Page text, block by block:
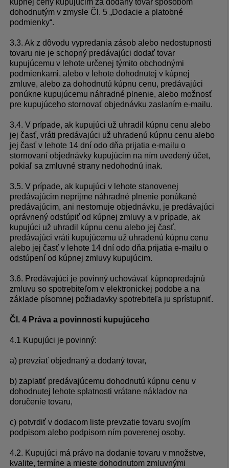
kúpnej ceny kupujúcim za dodaný tovar spôsobom
dohodnutým v zmysle Čl. 5 „Dodacie a platobné
podmienky“.
3.3. Ak z dôvodu vypredania zásob alebo nedostupnosti
tovaru nie je schopný predávajúci dodať tovar
kupujúcemu v lehote určenej týmito obchodnými
podmienkami, alebo v lehote dohodnutej v kúpnej
zmluve, alebo za dohodnutú kúpnu cenu, predávajúci
ponúkne kupujúcemu náhradné plnenie, alebo možnosť
pre kupujúceho stornovať objednávku zaslaním e-mailu.
3.4. V prípade, ak kupujúci už uhradil kúpnu cenu alebo
jej časť, vráti predávajúci už uhradenú kúpnu cenu alebo
jej časť v lehote 14 dní odo dňa prijatia e-mailu o
stornovaní objednávky kupujúcim na ním uvedený účet,
pokiaľ sa zmluvné strany nedohodnú inak.
3.5. V prípade, ak kupujúci v lehote stanovenej
predávajúcim neprijme náhradné plnenie ponúkané
predávajúcim, ani nestornuje objednávku, je predávajúci
oprávnený odstúpiť od kúpnej zmluvy a v prípade, ak
kupujúci už uhradil kúpnu cenu alebo jej časť,
predávajúci vráti kupujúcemu už uhradenú kúpnu cenu
alebo jej časť v lehote 14 dní odo dňa prijatia e-mailu o
odstúpení od kúpnej zmluvy kupujúcim.
3.6. Predávajúci je povinný uchovávať kúpnopredajnú
zmluvu so spotrebiteľom v elektronickej podobe a na
základe písomnej požiadavky spotrebiteľa ju sprístupniť.
Čl. 4 Práva a povinnosti kupujúceho
4.1 Kupujúci je povinný:
a) prevziať objednaný a dodaný tovar,
b) zaplatiť predávajúcemu dohodnutú kúpnu cenu v
dohodnutej lehote splatnosti vrátane nákladov na
doručenie tovaru,
c) potvrdiť v dodacom liste prevzatie tovaru svojím
podpisom alebo podpisom ním poverenej osoby.
4.2. Kupujúci má právo na dodanie tovaru v množstve,
kvalite, termíne a mieste dohodnutom zmluvnými